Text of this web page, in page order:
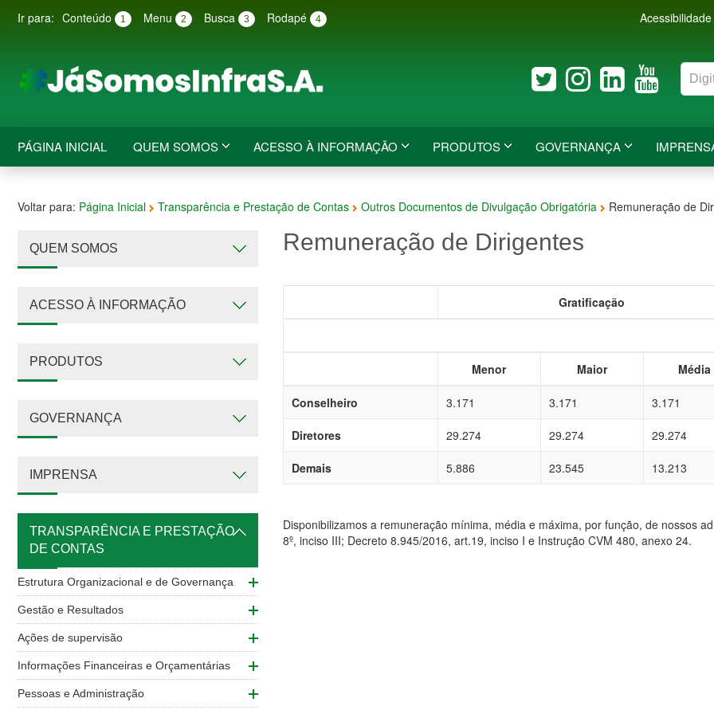
Ir para: Conteúdo 1 Menu 2 Busca 3 Rodapé 4 Acessibilidade
PÁGINA INICIAL QUEM SOMOS ACESSO À INFORMAÇÃO PRODUTOS GOVERNANÇA
Voltar para: Página Inicial Transparência e Prestação de Contas Outros Documentos de Divulgação Obrigatória Remuneração de
QUEM SOMOS
ACESSO À INFORMAÇÃO
PRODUTOS
GOVERNANÇA
IMPRENSA
TRANSPARÊNCIA E PRESTAÇÃO
DE CONTAS
Estrutura Organizacional e de Governança
Gestão e Resultados
Ações de supervisão
Informações Financeiras e Orçamentárias
Pessoas e Administração
Remuneração de Dirigentes
Gratificação
Menor Maior Média
Conselheiro 3.171 3.171 3.171
Diretores 29.274 29.274 29.274
Demais 5.886 23.545 13.213
Disponibilizamos a remuneração mínima, média e máxima, por função, de nossos
8º, inciso III; Decreto 8.945/2016, art.19, inciso I e Instrução CVM 480, anexo 24.